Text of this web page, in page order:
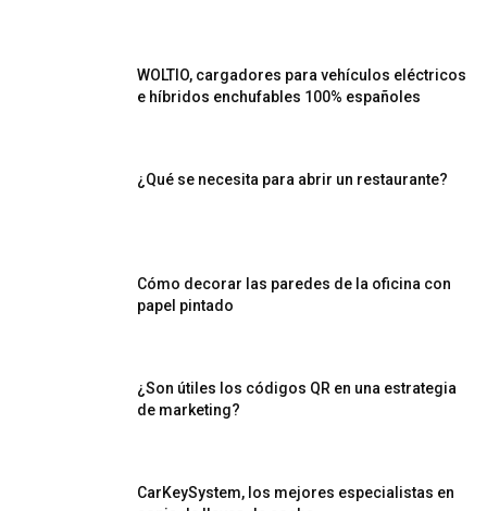
WOLTIO, cargadores para vehículos eléctricos
e híbridos enchufables 100% españoles
¿Qué se necesita para abrir un restaurante?
Cómo decorar las paredes de la oficina con
papel pintado
¿Son útiles los códigos QR en una estrategia
de marketing?
CarKeySystem, los mejores especialistas en